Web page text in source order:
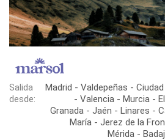
Salida
desde:
Madrid - Valdepeñas -
- Valencia - Murcia -
Granada - Jaén - Linares -
María - Jerez de la
Mérida -